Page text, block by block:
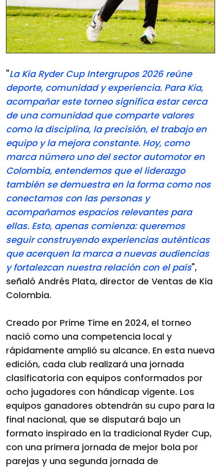
"La Kia Ryder Cup Intergrupos 2026 reúne
deporte, comunidad y experiencia. Para Kia,
acompañar este torneo significa estar cerca
de una comunidad que comparte valores
como la disciplina, la precisión, el trabajo en
equipo y la mejora constante. Hoy, como
marca número uno del sector automotor en
Colombia, entendemos que el liderazgo
también se demuestra en la forma como nos
conectamos con las personas y
acompañamos espacios relevantes para
ellas. Esto, apenas comienza: queremos
seguir construyendo experiencias auténticas
que acerquen la marca a nuevas audiencias
y fortalezcan nuestra relación con el país",
señaló Andrés Plata, director de Ventas de Kia
Colombia.
Creado por Prime Time en 2024, el torneo
nació como una competencia local y
rápidamente amplió su alcance. En esta nueva
edición, cada club realizará una jornada
clasificatoria con equipos conformados por
ocho jugadores con hándicap vigente. Los
equipos ganadores obtendrán su cupo para la
final nacional, que se disputará bajo un
formato inspirado en la tradicional Ryder Cup,
con una primera jornada de mejor bola por
parejas y una segunda jornada de